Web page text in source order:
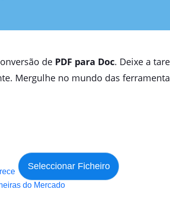
de PDF para Doc. Deixe a
Mergulhe no mundo das
do Mercado